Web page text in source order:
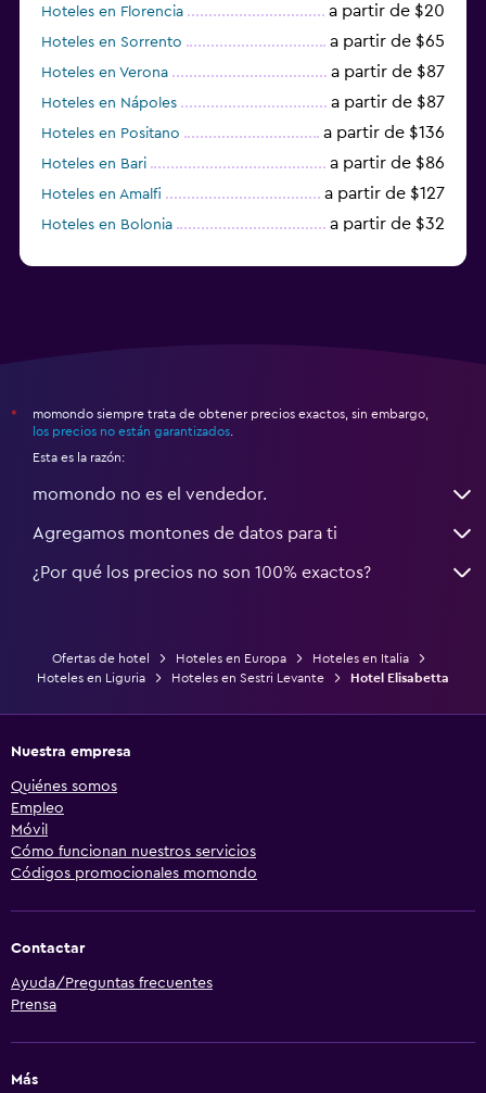
Hoteles en Florencia a partir de $20
Hoteles en Sorrento a partir de $65
Hoteles en Verona a partir de $87
Hoteles en Nápoles a partir de $87
Hoteles en Positano a partir de $136
Hoteles en Bari a partir de $86
Hoteles en Amalfi a partir de $127
Hoteles en Bolonia a partir de $32
*
momondo siempre trata de obtener precios exactos, sin embargo,
los precios no están garantizados
Esta es la razón:
momondo no es el vendedor.
Agregamos montones de datos para ti
¿Por qué los precios no son 100% exactos?
Ofertas de hotel Hoteles en Europa
Hoteles en Italia
Hoteles en Liguria
Hoteles en Sestri Levante Hotel Elisabetta
Nuestra empresa
Quiénes somos
Empleo
Móvil
Cómo funcionan nuestros servicios
Códigos promocionales momondo
Contactar
Ayuda/Preguntas frecuentes
Prensa
Más